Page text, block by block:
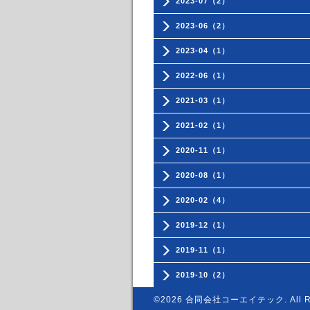
2023-06（2）
2023-04（1）
2022-06（1）
2021-03（1）
2021-02（1）
2020-11（1）
2020-08（1）
2020-02（4）
2019-12（1）
2019-11（1）
2019-10（2）
©2026 合同会社コーエイテック . All